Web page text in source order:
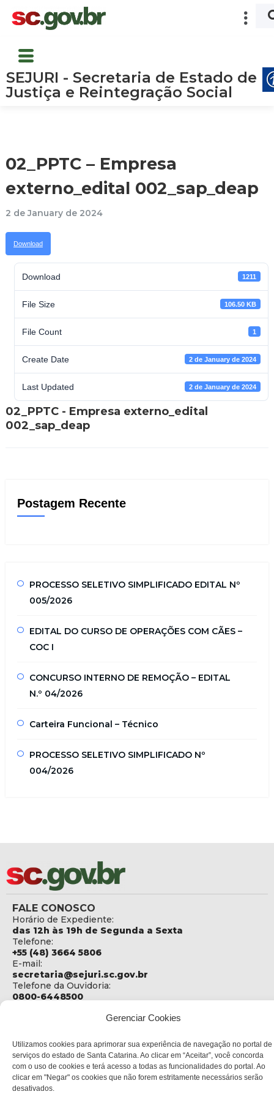
Gerenciar Cookies
Utilizamos cookies para aprimorar sua experiência de navegação no portal de
serviços do estado de Santa Catarina. Ao clicar em “Aceitar”, você concorda
com o uso de cookies e terá acesso a todas as funcionalidades do portal. Ao
clicar em "Negar" os cookies que não forem estritamente necessários serão
desativados.
SEJURI - Secretaria de Estado de
Justiça e Reintegração Social
02_PPTC – Empresa
externo_edital 002_sap_deap
2 de January de 2024
Download
Download 1211
File Size 106.50 KB
File Count 1
Create Date 2 de January de 2024
Last Updated 2 de January de 2024
02_PPTC - Empresa externo_edital
002_sap_deap
Postagem Recente
PROCESSO SELETIVO SIMPLIFICADO EDITAL Nº
005/2026
EDITAL DO CURSO DE OPERAÇÕES COM CÃES –
COC I
CONCURSO INTERNO DE REMOÇÃO – EDITAL
N.º 04/2026
Carteira Funcional – Técnico
PROCESSO SELETIVO SIMPLIFICADO Nº
004/2026
FALE CONOSCO
Horário de Expediente:
das 12h às 19h de Segunda a Sexta
Telefone:
+55 (48) 3664 5806
E-mail:
secretaria@sejuri.sc.gov.br
Telefone da Ouvidoria:
0800-6448500
Social
Rua Fúlvio Aducci, 1214 - Loja 06
Bairro:
Estreito - Florianópolis - SC